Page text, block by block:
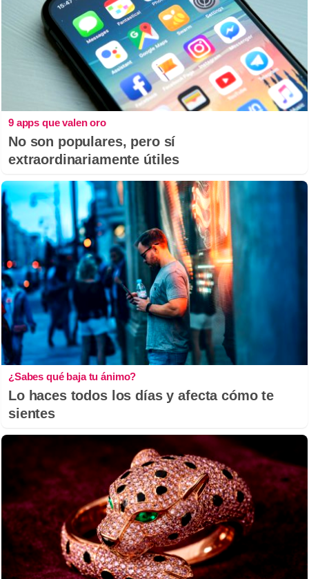
9 apps que valen oro
No son populares, pero sí
extraordinariamente útiles
¿Sabes qué baja tu ánimo?
Lo haces todos los días y afecta cómo te
sientes